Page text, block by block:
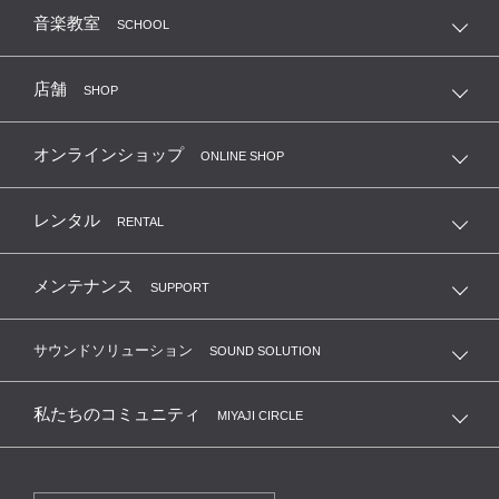
音楽教室 SCHOOL
店舗 SHOP
オンラインショップ ONLINE SHOP
レンタル RENTAL
メンテナンス SUPPORT
サウンドソリューション SOUND SOLUTION
私たちのコミュニティ MIYAJI CIRCLE